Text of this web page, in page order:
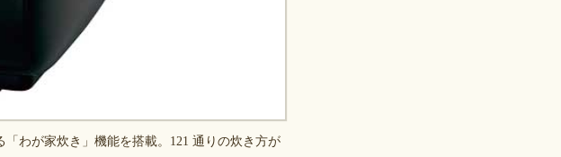
わが家炊き」機能を搭載。121 通りの炊き方が